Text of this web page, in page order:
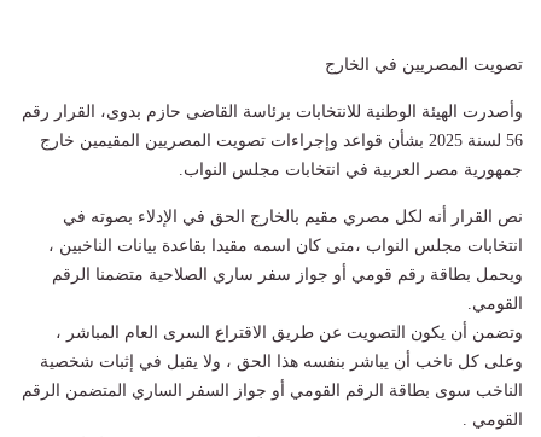
تصويت المصريين في الخارج
وأصدرت الهيئة الوطنية للانتخابات برئاسة القاضى حازم بدوى، القرار رقم
56 لسنة 2025 بشأن قواعد وإجراءات تصويت المصريين المقيمين خارج
جمهورية مصر العربية في انتخابات مجلس النواب.
نص القرار أنه لكل مصري مقيم بالخارج الحق في الإدلاء بصوته في
انتخابات مجلس النواب ،متى كان اسمه مقيدا بقاعدة بيانات الناخبين ،
ويحمل بطاقة رقم قومي أو جواز سفر ساري الصلاحية متضمنا الرقم
القومي.
وتضمن أن يكون التصويت عن طريق الاقتراع السرى العام المباشر ،
وعلى كل ناخب أن يباشر بنفسه هذا الحق ، ولا يقبل في إثبات شخصية
الناخب سوى بطاقة الرقم القومي أو جواز السفر الساري المتضمن الرقم
القومي .